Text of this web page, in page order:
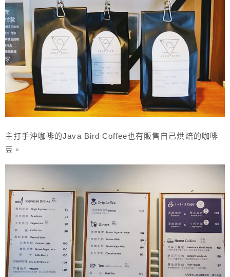
主打手沖咖啡的Java Bird Coffee也有販售自己烘焙的咖啡
豆。